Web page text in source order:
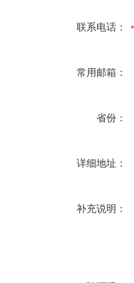
联系电话：
常用邮箱：
省份：
详细地址：
补充说明：